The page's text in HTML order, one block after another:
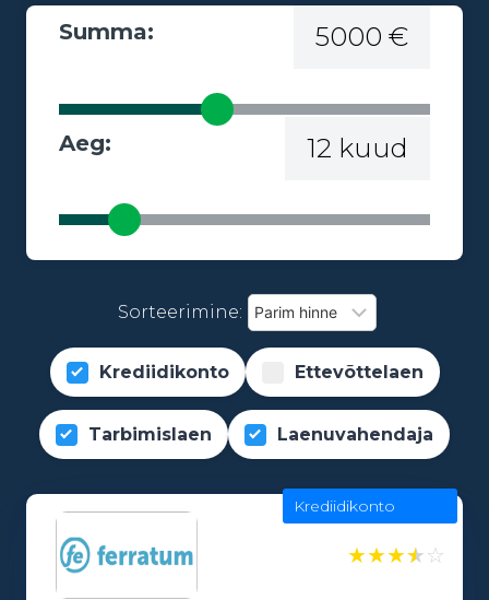
Summa: 5000 €
Aeg: 12 kuud
Sorteerimine:
Krediidikonto Ettevõttelaen
Tarbimislaen Laenuvahendaja
★★★★☆
Krediidikonto